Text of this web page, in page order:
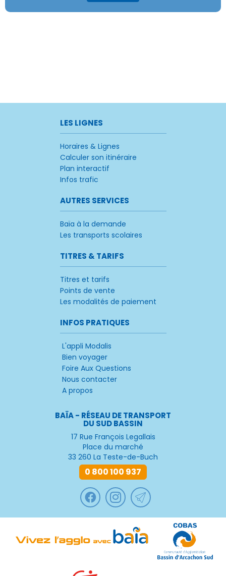
LES LIGNES
Horaires & Lignes
Calculer son itinéraire
Plan interactif
Infos trafic
AUTRES SERVICES
Baïa à la demande
Les transports scolaires
TITRES & TARIFS
Titres et tarifs
Points de vente
Les modalités de paiement
INFOS PRATIQUES
L'appli Modalis
Bien voyager
Foire Aux Questions
Nous contacter
A propos
BAÏA - RÉSEAU DE TRANSPORT
DU SUD BASSIN
17 Rue François Legallais
Place du marché
33 260 La Teste-de-Buch
0 800 100 937